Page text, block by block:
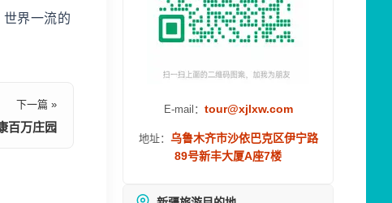
界一流的
下一篇 »
百万庄园
E-mail： tour@xjlxw.com
地址： 乌鲁木齐市沙依巴克区伊宁路
89号新丰大厦A座7楼